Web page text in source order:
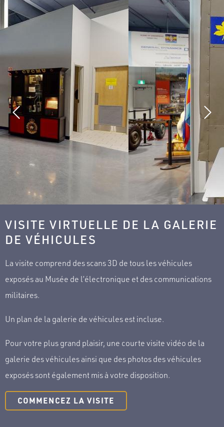
VISITE VIRTUELLE DE LA GALERIE
DE VÉHICULES
La visite comprend des scans 3D de tous les véhicules
exposés au Musée de l’électronique et des communications
militaires.
Un plan de la galerie de véhicules est incluse.
Pour votre plus grand plaisir, une courte visite vidéo de la
galerie des véhicules ainsi que des photos des véhicules
exposés sont également mis à votre disposition.
COMMENCEZ LA VISITE